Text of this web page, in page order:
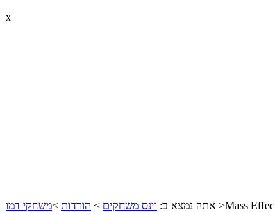
x
אתה נמצא ב: וינס משחקים > הורדות >משחקי דמו >